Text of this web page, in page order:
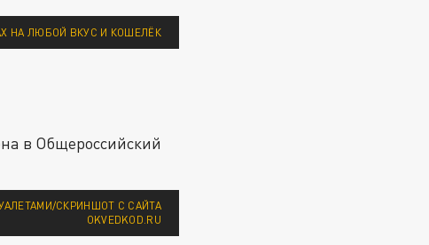
НА ЛЮБОЙ ВКУС И КОШЕЛЁК
в Общероссийский
СКРИНШОТ С САЙТА
OKVEDKOD.RU